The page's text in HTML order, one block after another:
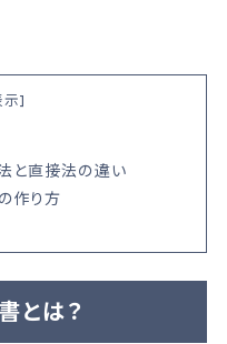
示]
と直接法の違い
作り方
とは？